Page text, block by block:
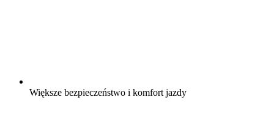
Większe bezpieczeństwo i komfort jazdy